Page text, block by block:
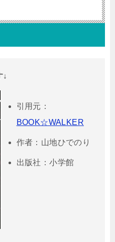
↓
引用元：
BOOK☆WALKER
作者：山地ひでのり
出版社：小学館